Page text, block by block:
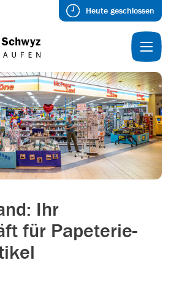
Heute geschlossen
Ihr
für Papeterie-